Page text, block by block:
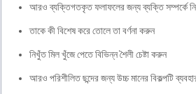
আরও ব্যক্তিগতকৃত ফলাফলের জন্য ব্যক্তি সম্পর্কে
তাকে কী বিশেষ করে তোলে তা বর্ণনা করুন
নিখুঁত মিল খুঁজে পেতে বিভিন্ন শৈলী চেষ্টা করুন
আরও পরিশীলিত ছন্দের জন্য উচ্চ মানের বিকল্পটি